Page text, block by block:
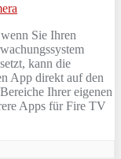
Sie Ihren
kann die
App direkt auf den
Ihrer eigenen
Apps für Fire TV